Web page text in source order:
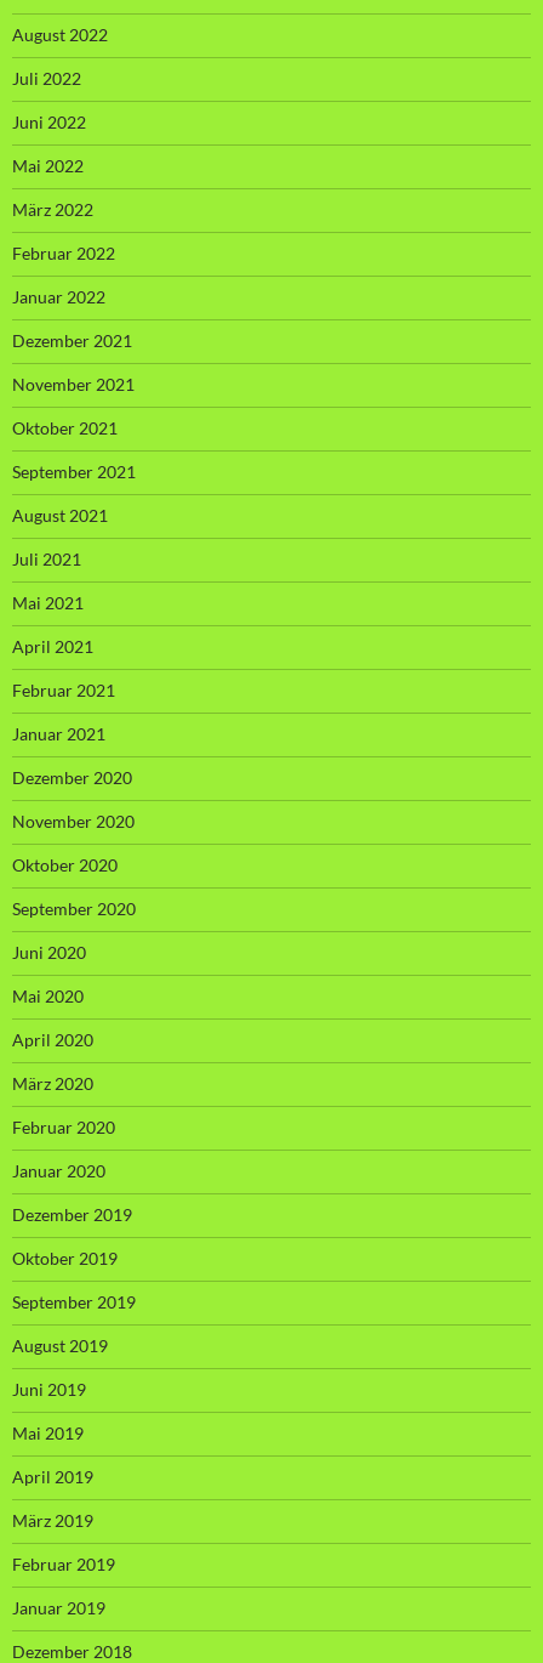
August 2022
Juli 2022
Juni 2022
Mai 2022
März 2022
Februar 2022
Januar 2022
Dezember 2021
November 2021
Oktober 2021
September 2021
August 2021
Juli 2021
Mai 2021
April 2021
Februar 2021
Januar 2021
Dezember 2020
November 2020
Oktober 2020
September 2020
Juni 2020
Mai 2020
April 2020
März 2020
Februar 2020
Januar 2020
Dezember 2019
Oktober 2019
September 2019
August 2019
Juni 2019
Mai 2019
April 2019
März 2019
Februar 2019
Januar 2019
Dezember 2018